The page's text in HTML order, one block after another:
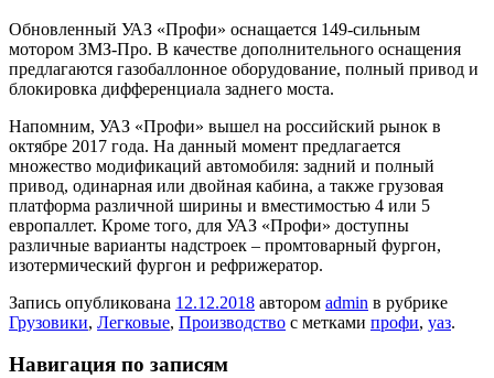
Обновленный УАЗ «Профи» оснащается 149-сильным
мотором ЗМЗ-Про. В качестве дополнительного оснащения
предлагаются газобаллонное оборудование, полный привод и
блокировка дифференциала заднего моста.
Напомним, УАЗ «Профи» вышел на российский рынок в
октябре 2017 года. На данный момент предлагается
множество модификаций автомобиля: задний и полный
привод, одинарная или двойная кабина, а также грузовая
платформа различной ширины и вместимостью 4 или 5
европаллет. Кроме того, для УАЗ «Профи» доступны
различные варианты надстроек – промтоварный фургон,
изотермический фургон и рефрижератор.
Запись опубликована 12.12.2018 автором admin в рубрике
Грузовики, Легковые, Производство с метками профи, уаз.
Навигация по записям